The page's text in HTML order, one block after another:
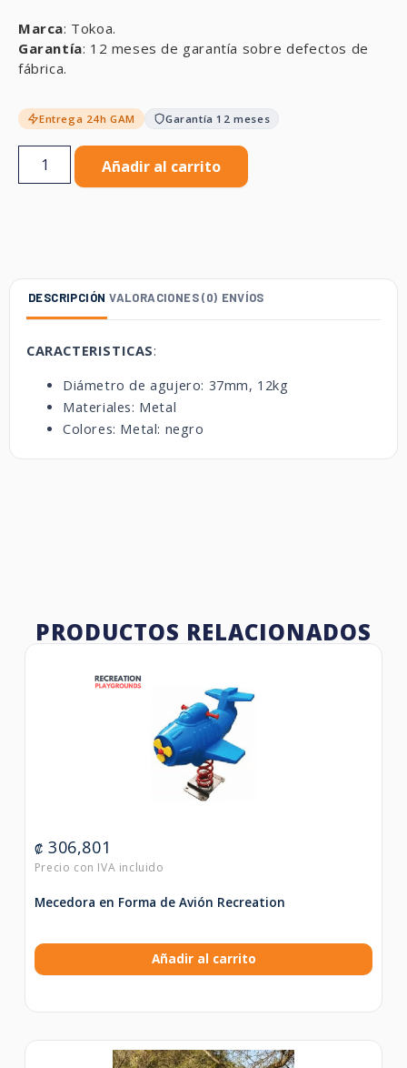
Marca: Tokoa.
Garantía: 12 meses de garantía sobre defectos de
fábrica.
Entrega 24h GAM Garantía 12 meses
Añadir al carrito
DESCRIPCIÓN VALORACIONES (0) ENVÍOS
CARACTERISTICAS:
Diámetro de agujero: 37mm, 12kg
Materiales: Metal
Colores: Metal: negro
PRODUCTOS RELACIONADOS
₡ 306,801
Mecedora en Forma de Avión Recreation
Añadir al carrito